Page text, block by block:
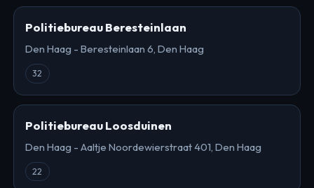
Politiebureau Beresteinlaan
Den Haag - Beresteinlaan 6, Den Haag
32
Politiebureau Loosduinen
Den Haag - Aaltje Noordewierstraat 401, Den Haag
22